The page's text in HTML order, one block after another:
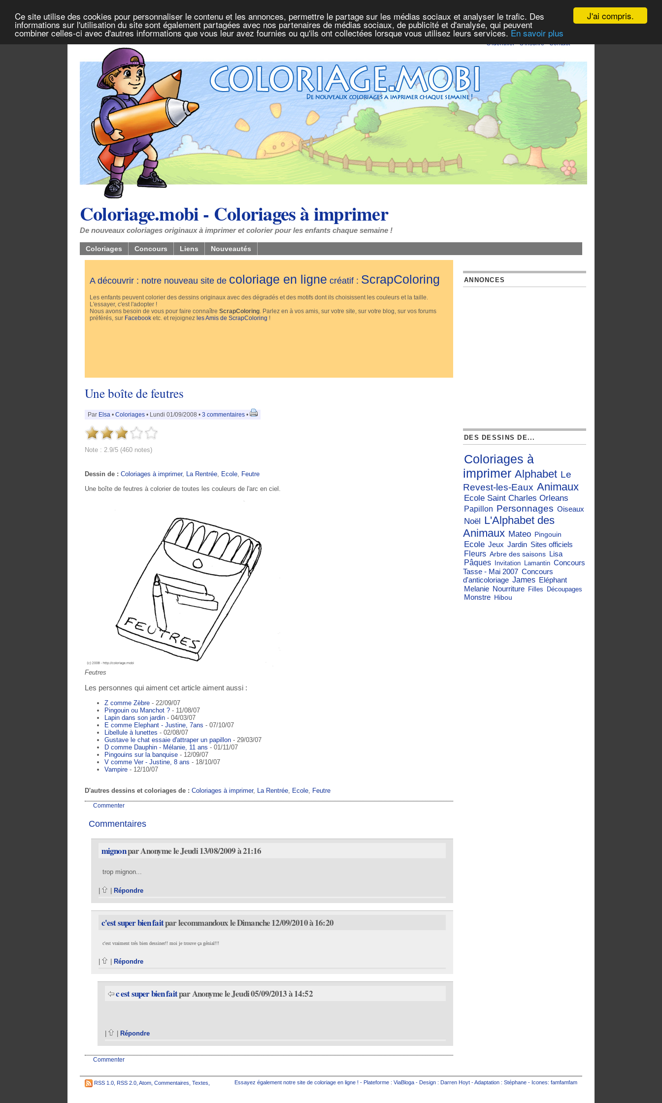
J'ai compris.
Ce site utilise des cookies pour personnaliser le contenu et les annonces, permettre le partage sur les médias sociaux et analyser le trafic. Des
informations sur l'utilisation du site sont également partagées avec nos partenaires de médias sociaux, de publicité et d'analyse, qui peuvent
combiner celles-ci avec d'autres informations que vous leur avez fournies ou qu'ils ont collectées lorsque vous utilisez leurs services. En savoir plus
S'identifier -S'inscrire -Contact
Coloriage.mobi - Coloriages à imprimer
De nouveaux coloriages originaux à imprimer et colorier pour les enfants chaque semaine !
Coloriages Concours Liens Nouveautés
A découvrir : notre nouveau site de coloriage en ligne créatif : ScrapColoring
Les enfants peuvent colorier des dessins originaux avec des dégradés et des motifs dont ils choisissent les couleurs et la taille.
L'essayer, c'est l'adopter !
Nous avons besoin de vous pour faire connaître ScrapColoring . Parlez en à vos amis, sur votre site, sur votre blog, sur vos forums
préférés, sur Facebook etc. et rejoignez les Amis de ScrapColoring !
Une boîte de feutres
Par Elsa • Coloriages • Lundi 01/09/2008 • 3 commentaires •
Note : 2.9/5 (460 notes)
Dessin de : Coloriages à imprimer, La Rentrée Ecole
Feutre
Une boîte de feutres à colorier de toutes les couleurs de l'arc en ciel.
Feutres
Les personnes qui aiment cet article aiment aussi :
Z comme Zèbre - 22/09/07
Pingouin ou Manchot ? - 11/08/07
Lapin dans son jardin - 04/03/07
E comme Elephant - Justine, 7ans - 07/10/07
Libellule à lunettes - 02/08/07
Gustave le chat essaie d'attraper un papillon - 29/03/07
D comme Dauphin - Mélanie, 11 ans - 01/11/07
Pingouins sur la banquise - 12/09/07
V comme Ver - Justine, 8 ans - 18/10/07
Vampire - 12/10/07
D'autres dessins et coloriages de : Coloriages à imprimer, La Rentrée Ecole Feutre
Commenter
Commentaires
mignonpar Anonyme le Jeudi 13/08/2009 à 21:16
trop mignon...
Répondre
c'est super bien faitpar lecommandoux le Dimanche 12/09/2010 à 16:20
c'est vraiment trés bien dessiner!! moi je trouve ça génial!!!
| | Répondre
c est super bien faitpar Anonyme le Jeudi 05/09/2013 à 14:52
Répondre
Commenter
ANNONCES
DES DESSINS DE...
Coloriages à
imprimer Alphabet Le
Revest-les-Eaux Animaux
Ecole Saint Charles Orleans
Papillon Personnages Oiseaux
Noël L'Alphabet des
Animaux Mateo Pingouin
Ecole Jeux Jardin Sites officiels
Fleurs Arbre des saisons Lisa
Pâques
Invitation Lamantin Concours
Tasse - Mai 2007 Concours
d'anticoloriage James Eléphant
Melanie Nourriture Filles Découpages
Monstre Hibou
RSS 1.0 RSS 2.0 Atom Commentaires Textes Essayez également notre site de coloriage en ligne ! - Plateforme : ViaBloga - Design : Darren Hoyt - Adaptation : Stéphane - Icones: famfamfam